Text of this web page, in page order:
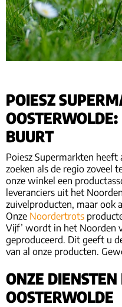
POIESZ
BUURT
Poiesz Supermarkten
zoeken als de regio zoveel
onze winkel een
leveranciers uit het
zuivelproducten, maar ook
Onze Noordertrots
Vijf’ wordt in het Noorden
geproduceerd. Dit geeft u
van al onze producten.
ONZE DIENSTEN
OOSTERWOLDE